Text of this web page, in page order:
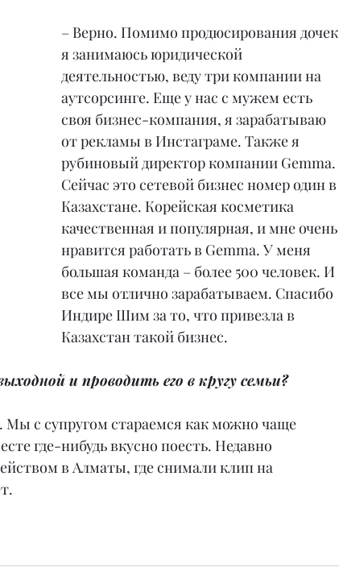
– Верно. Помимо продюсирования дочек
я занимаюсь юридической
деятельностью, веду три компании на
аутсорсинге. Еще у нас с мужем есть
своя бизнес-компания, я зарабатываю
от рекламы в Инстаграме. Также я
рубиновый директор компании Gemma.
Сейчас это сетевой бизнес номер один в
Казахстане. Корейская косметика
качественная и популярная, и мне очень
нравится работать в Gemma. У меня
большая команда – более 500 человек. И
все мы отлично зарабатываем. Спасибо
Индире Шим за то, что привезла в
Казахстан такой бизнес.
и проводить его в кругу семьи?
Мы с супругом стараемся как можно чаще
где-нибудь вкусно поесть. Недавно
в Алматы, где снимали клип на